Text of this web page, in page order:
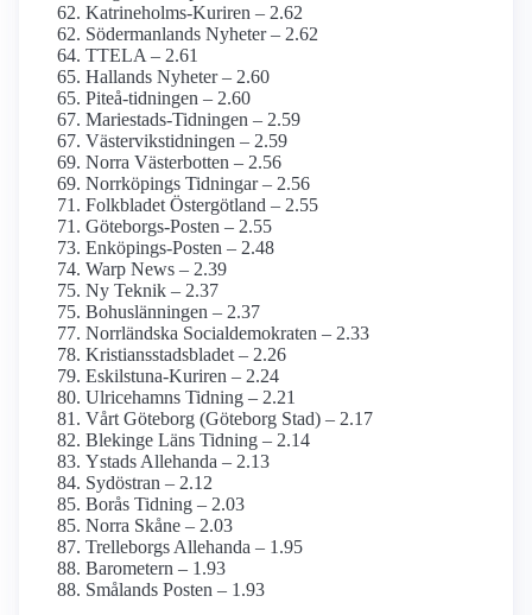
Katrineholms-Kuriren – 2.62
Söderman­lands Nyheter – 2.62
TTELA – 2.61
Hallands Nyheter – 2.60
Piteå-tidningen – 2.60
Mariestads-Tidningen – 2.59
Västervikstidningen – 2.59
Norra Västerbotten – 2.56
Norrköpings Tidningar – 2.56
Folkbladet Östergötland – 2.55
Göteborgs-Posten – 2.55
Enköpings-Posten – 2.48
Warp News – 2.39
Ny Teknik – 2.37
Bohuslänningen – 2.37
Norrländska Social­demokraten – 2.33
Kristiansstadsbladet – 2.26
Eskilstuna-Kuriren – 2.24
Ulricehamns Tidning – 2.21
Vårt Göteborg (Göteborg Stad) – 2.17
Blekinge Läns Tidning – 2.14
Ystads Allehanda – 2.13
Sydöstran – 2.12
Borås Tidning – 2.03
Norra Skåne – 2.03
Trelleborgs Allehanda – 1.95
Barometern – 1.93
Smålands Posten – 1.93